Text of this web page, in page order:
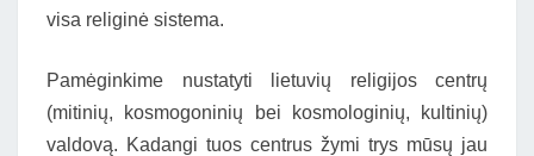
visa religinė sistema.
Pamėginkime nustatyti lietuvių religijos centrų
(mitinių, kosmogoninių bei kosmologinių, kultinių)
valdovą. Kadangi tuos centrus žymi trys mūsų jau